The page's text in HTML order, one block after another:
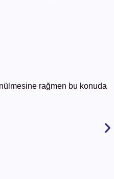
rağmen bu konuda